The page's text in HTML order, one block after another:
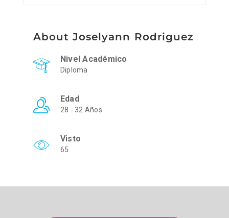
About Joselyann Rodriguez
Nivel Académico
Diploma
Edad
28 - 32 Años
Visto
65